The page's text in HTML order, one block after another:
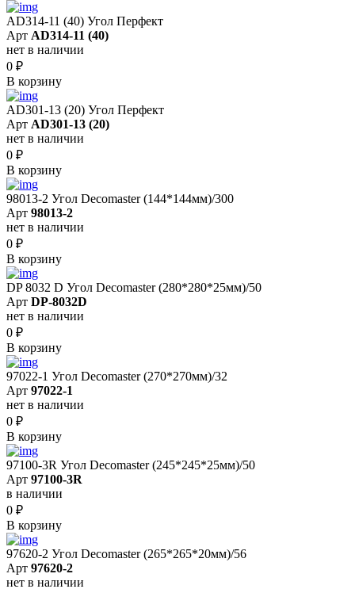
AD314-11 (40) Угол Перфект
Арт AD314-11 (40)
нет в наличии
0 ₽
В корзину
AD301-13 (20) Угол Перфект
Арт AD301-13 (20)
нет в наличии
0 ₽
В корзину
98013-2 Угол Decomaster (144*144мм)/300
Арт 98013-2
нет в наличии
0 ₽
В корзину
DP 8032 D Угол Decomaster (280*280*25мм)/50
Арт DP-8032D
нет в наличии
0 ₽
В корзину
97022-1 Угол Decomaster (270*270мм)/32
Арт 97022-1
нет в наличии
0 ₽
В корзину
97100-3R Угол Decomaster (245*245*25мм)/50
Арт 97100-3R
в наличии
0 ₽
В корзину
97620-2 Угол Decomaster (265*265*20мм)/56
Арт 97620-2
нет в наличии